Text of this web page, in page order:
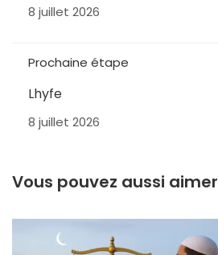
8 juillet 2026
Prochaine étape
Lhyfe
8 juillet 2026
Vous pouvez aussi aimer